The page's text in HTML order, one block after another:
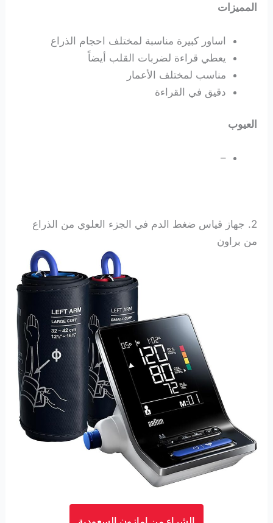
المميزات
اساور كبيرة مناسبة لمختلف احجام الذراع
يعطي قراءة لضربات القلب أيضاً
مناسب لمختلف الأعمار
دقيق في القراءة
العيوب
–
2. جهاز قياس ضغط الدم في الجزء العلوي من الذراع
من براون